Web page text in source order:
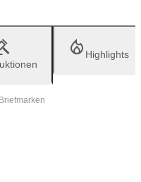
Highlights
Briefmarken